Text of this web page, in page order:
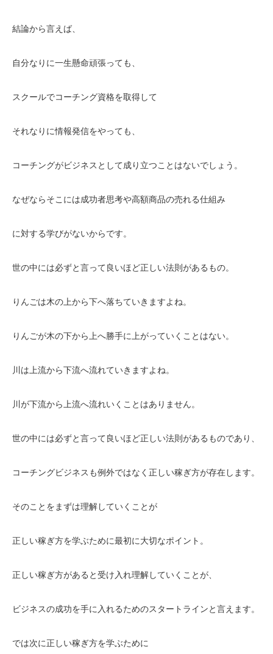
結論から言えば、
自分なりに一生懸命頑張っても、
スクールでコーチング資格を取得して
それなりに情報発信をやっても、
コーチングがビジネスとして成り立つことはないでしょう。
なぜならそこには成功者思考や高額商品の売れる仕組み
に対する学びがないからです。
世の中には必ずと言って良いほど正しい法則があるもの。
りんごは木の上から下へ落ちていきますよね。
りんごが木の下から上へ勝手に上がっていくことはない。
川は上流から下流へ流れていきますよね。
川が下流から上流へ流れいくことはありません。
世の中には必ずと言って良いほど正しい法則があるものであり、
コーチングビジネスも例外ではなく正しい稼ぎ方が存在します。
そのことをまずは理解していくことが
正しい稼ぎ方を学ぶために最初に大切なポイント。
正しい稼ぎ方があると受け入れ理解していくことが、
ビジネスの成功を手に入れるためのスタートラインと言えます。
では次に正しい稼ぎ方を学ぶために